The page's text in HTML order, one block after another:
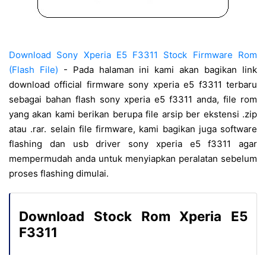
Download Sony Xperia E5 F3311 Stock Firmware Rom
(Flash File) - Pada halaman ini kami akan bagikan link
download official firmware sony xperia e5 f3311 terbaru
sebagai bahan flash sony xperia e5 f3311 anda, file rom
yang akan kami berikan berupa file arsip ber ekstensi .zip
atau .rar. selain file firmware, kami bagikan juga software
flashing dan usb driver sony xperia e5 f3311 agar
mempermudah anda untuk menyiapkan peralatan sebelum
proses flashing dimulai.
Download Stock Rom Xperia E5
F3311